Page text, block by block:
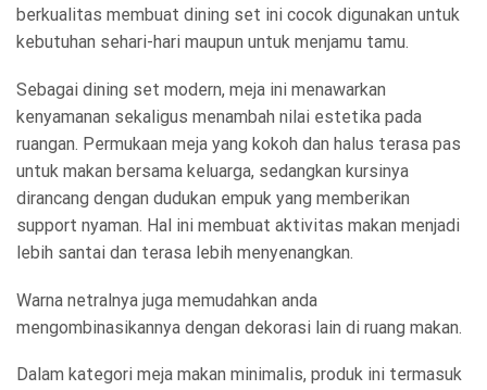
berkualitas membuat dining set ini cocok digunakan untuk
kebutuhan sehari-hari maupun untuk menjamu tamu.
Sebagai dining set modern, meja ini menawarkan
kenyamanan sekaligus menambah nilai estetika pada
ruangan. Permukaan meja yang kokoh dan halus terasa pas
untuk makan bersama keluarga, sedangkan kursinya
dirancang dengan dudukan empuk yang memberikan
support nyaman. Hal ini membuat aktivitas makan menjadi
lebih santai dan terasa lebih menyenangkan.
Warna netralnya juga memudahkan anda
mengombinasikannya dengan dekorasi lain di ruang makan.
Dalam kategori meja makan minimalis, produk ini termasuk